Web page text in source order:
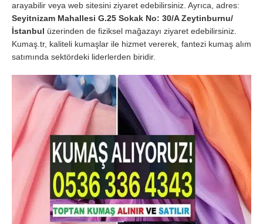
arayabilir veya web sitesini ziyaret edebilirsiniz. Ayrıca, adres:
Seyitnizam Mahallesi G.25 Sokak No: 30/A Zeytinburnu/
İstanbul üzerinden de fiziksel mağazayı ziyaret edebilirsiniz.
Kumaş.tr, kaliteli kumaşlar ile hizmet vererek, fantezi kumaş alım
satımında sektördeki liderlerden biridir.